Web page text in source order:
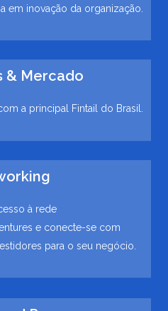
em inovação da organização.
& Mercado
a principal Fintail do Brasil.
à rede
e conecte-se com
para o seu negócio.